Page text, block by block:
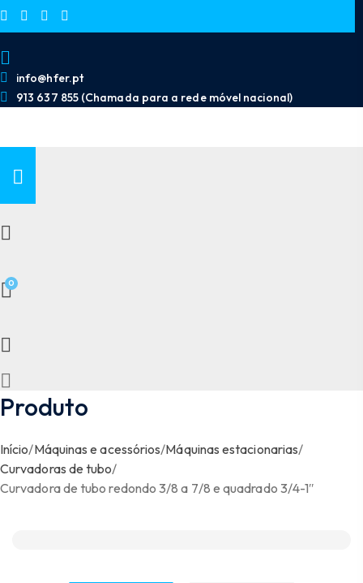
info@hfer.pt
913 637 855 (Chamada para a rede móvel nacional)
0
Produto
Início/Máquinas e acessórios/Máquinas estacionarias/
Curvadoras de tubo/
Curvadora de tubo redondo 3/8 a 7/8 e quadrado 3/4-1″